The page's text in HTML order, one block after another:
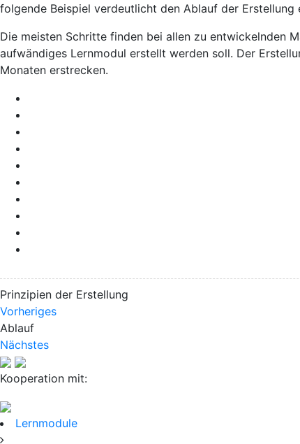
folgende Beispiel verdeutlicht den Ablauf der
Die meisten Schritte finden bei allen zu entwickelnden
aufwändiges Lernmodul erstellt werden soll. Der
Monaten erstrecken.
Prinzipien der Erstellung
Vorheriges
Ablauf
Nächstes
Kooperation mit:
Lernmodule